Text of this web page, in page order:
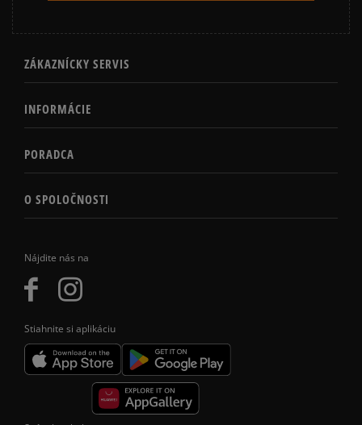
Nájdite nás na
Stiahnite si aplikáciu
ZÁKAZNÍCKY SERVIS
INFORMÁCIE
PORADCA
O SPOLOČNOSTI